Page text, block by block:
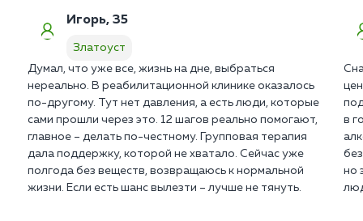
Игорь, 35
Златоуст
Думал, что уже все, жизнь на дне, выбраться
нереально. В реабилитационной клинике оказалось
по-другому. Тут нет давления, а есть люди, которые
сами прошли через это. 12 шагов реально помогают,
главное – делать по-честному. Групповая терапия
дала поддержку, которой не хватало. Сейчас уже
полгода без веществ, возвращаюсь к нормальной
жизни. Если есть шанс вылезти – лучше не тянуть.
в
но